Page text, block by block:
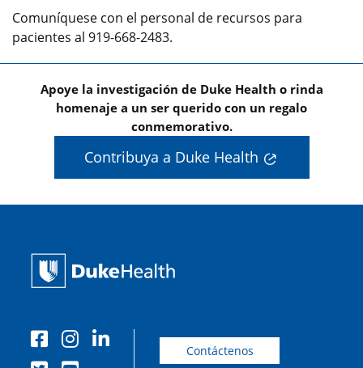
Comuníquese con el personal de recursos para
pacientes al 919-668-2483.
Apoye la investigación de Duke Health o rinda
homenaje a un ser querido con un regalo
conmemorativo.
Contribuya a Duke Health
Contáctenos